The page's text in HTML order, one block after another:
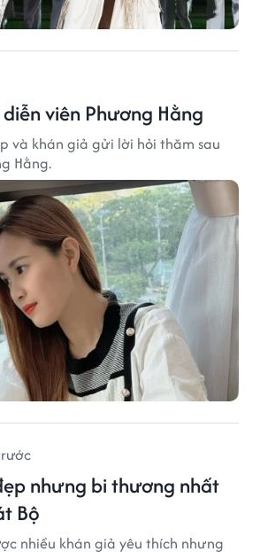
viên Phương Hằng
và khán giả gửi lời hỏi thăm sau
Hằng.
nhưng bi thương nhất
Bộ
nhiều khán giả yêu thích nhưng